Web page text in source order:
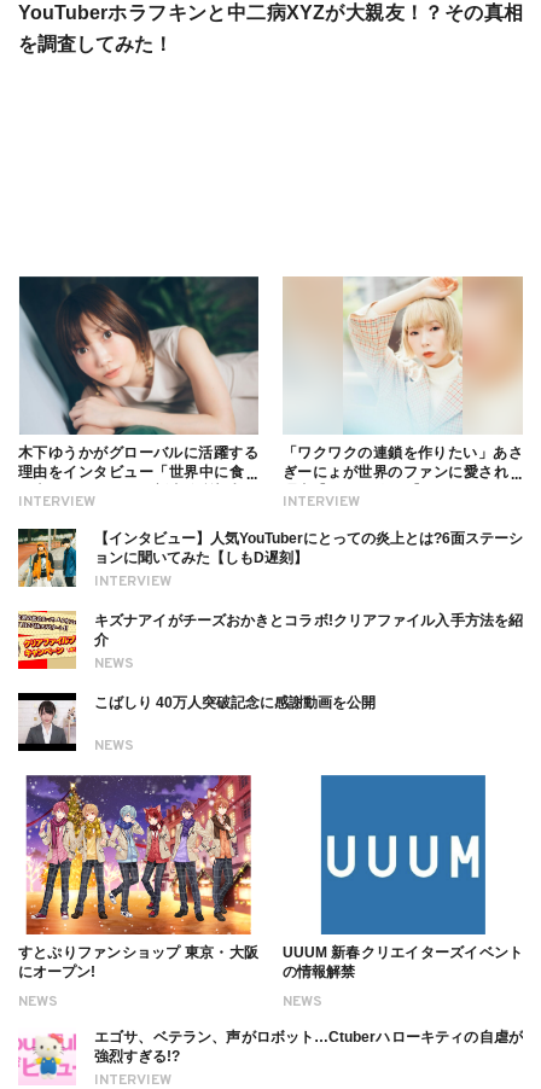
YouTuberホラフキンと中二病XYZが大親友！？その真相
を調査してみた！
INTERVIEW
木下ゆうかがグローバルに活躍する
理由をインタビュー「世界中に食べ
ついても
INTERVIEW
「ワクワクの連鎖を作りたい」あさ
ぎーにょが世界のファンに愛される
INTERVIEW
【インタビュー】人気YouTuberにとっての炎上とは?6面ステーシ
ョンに聞いてみた【しもD遅刻】
NEWS
キズナアイがチーズおかきとコラボ!クリアファイル入手方法を紹
介
NEWS
こばしり 40万人突破記念に感謝動画を公開
NEWS
すとぷりファンショップ 東京・大阪
にオープン!
NEWS
UUUM 新春クリエイターズイベント
の情報解禁
INTERVIEW
エゴサ、ベテラン、声がロボット…Ctuberハローキティの自虐が
強烈すぎる!?